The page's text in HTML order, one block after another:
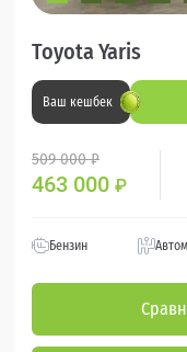
Toyota Yaris
Ваш кешбек
509 000 ₽
463 000 ₽
Бензин